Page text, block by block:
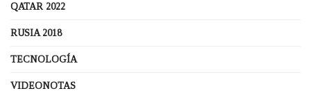
QATAR 2022
RUSIA 2018
TECNOLOGÍA
VIDEONOTAS